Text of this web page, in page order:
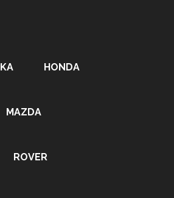
HONDA
MAZDA
ROVER